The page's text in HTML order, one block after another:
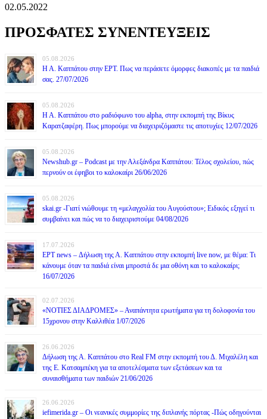
02.05.2022
ΠΡΟΣΦΑΤΕΣ ΣΥΝΕΝΤΕΥΞΕΙΣ
05.08.2026
Η Α. Καππάτου στην ΕΡΤ. Πως να περάσετε όμορφες διακοπές με τα παιδιά
σας. 27/07/2026
05.08.2026
Η Α. Καππάτου στο ραδιόφωνο του alpha, στην εκπομπή της Βίκυς
Καρατζαφέρη. Πως μπορούμε να διαχειριζόμαστε τις αποτυχίες 12/07/2026
05.08.2026
Newshub.gr – Podcast με την Αλεξάνδρα Καππάτου: Τέλος σχολείου, πώς
περνούν οι έφηβοι το καλοκαίρι 26/06/2026
05.08.2026
skai.gr -Γιατί νιώθουμε τη «μελαγχολία του Αυγούστου»; Ειδικός εξηγεί τι
συμβαίνει και πώς να το διαχειριστούμε 04/08/2026
17.07.2026
ΕΡΤ news – Δήλωση της Α. Καππάτου στην εκπομπή live now, με θέμα: Τι
κάνουμε όταν τα παιδιά είναι μπροστά δε μια οθόνη και το καλοκαίρι;
16/07/2026
02.07.2026
«ΝΟΤΙΕΣ ΔΙΑΔΡΟΜΕΣ» – Αναπάντητα ερωτήματα για τη δολοφονία του
15χρονου στην Καλλιθέα 1/07/2026
26.06.2026
Δήλωση της Α. Καππάτου στο Real FM στην εκπομπή του Δ. Μιχαλέλη και
της Ε. Κατσαμπέκη για τα αποτελέσματα των εξετάσεων και τα
συναισθήματα των παιδιών 21/06/2026
26.06.2026
iefimerida.gr – Οι νεανικές συμμορίες της διπλανής πόρτας -Πώς οδηγούνται